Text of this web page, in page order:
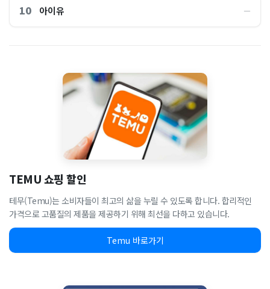
10 아이유 ―
TEMU 쇼핑 할인
테무(Temu)는 소비자들이 최고의 삶을 누릴 수 있도록 합니다. 합리적인
가격으로 고품질의 제품을 제공하기 위해 최선을 다하고 있습니다.
Temu 바로가기